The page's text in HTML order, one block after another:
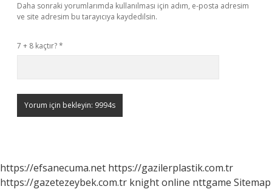
Daha sonraki yorumlarımda kullanılması için adım, e-posta adresim
ve site adresim bu tarayıcıya kaydedilsin.
7 + 8 kaçtır?*
https://efsanecuma.net https://gazilerplastik.com.tr
https://gazetezeybek.com.tr knight online nttgame Sitemap